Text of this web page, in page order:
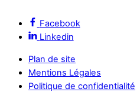
Facebook
Linkedin
Plan de site
Mentions Légales
Politique de confidentialité